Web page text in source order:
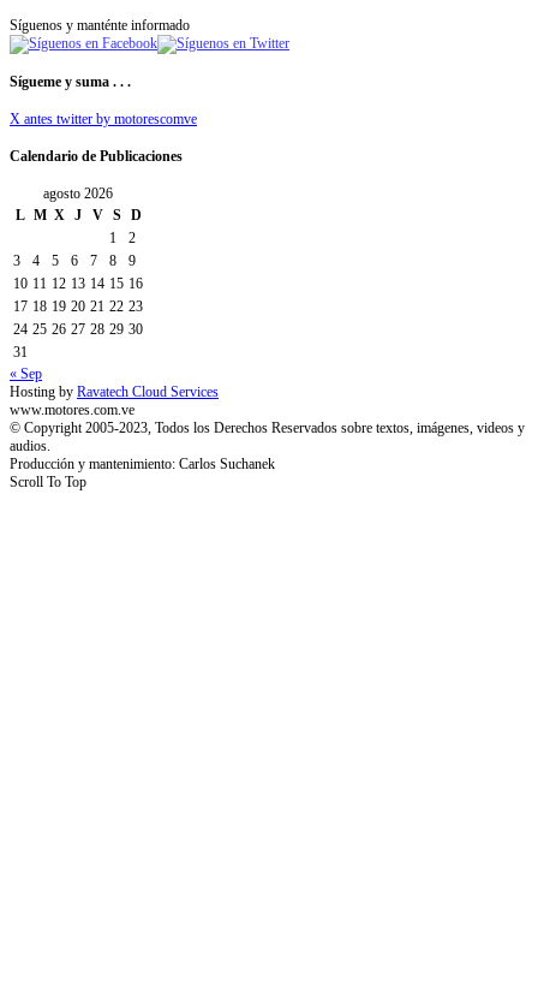
Síguenos y manténte informado
Sígueme y suma . . .
X antes twitter by motorescomve
Calendario de Publicaciones
agosto 2026
L M X J V S
D
1
2
3
4 5 6 7 8
9
10 11 12 13 14 15 16
17 18 19 20 21 22 23
24 25 26 27 28 29 30
31
« Sep
Hosting by Ravatech Cloud Services
www.motores.com.ve
© Copyright 2005-2023, Todos los Derechos Reservados sobre textos, imágenes, videos y
audios.
Producción y mantenimiento: Carlos Suchanek
Scroll To Top